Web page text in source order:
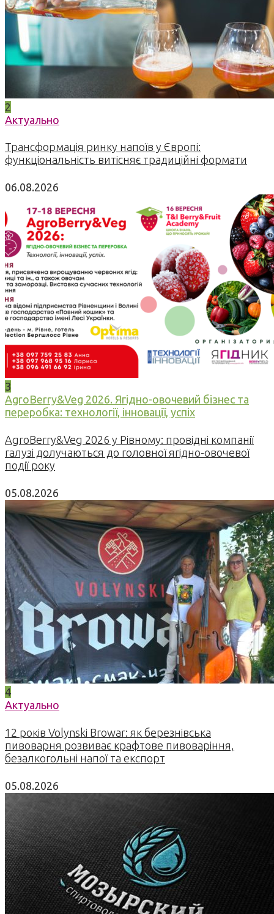
2
Актуально
Трансформація ринку напоїв у Європі:
функціональність витісняє традиційні формати
06.08.2026
3
AgroBerry&Veg 2026. Ягідно-овочевий бізнес та
переробка: технології, інновації, успіх
AgroBerry&Veg 2026 у Рівному: провідні компанії
галузі долучаються до головної ягідно-овочевої
події року
05.08.2026
4
Актуально
12 років Volynski Browar: як березнівська
пивоварня розвиває крафтове пивоваріння,
безалкогольні напої та експорт
05.08.2026